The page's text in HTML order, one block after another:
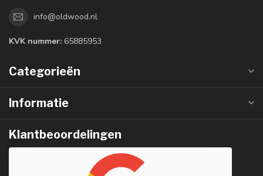
info@oldwood.nl
KVK nummer: 65885953
Categorieën
Informatie
Klantbeoordelingen